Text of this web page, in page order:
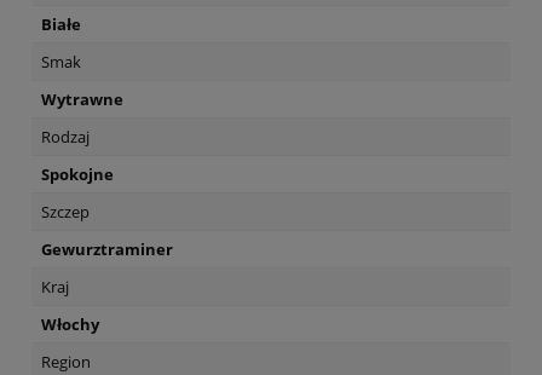
Białe
Smak
Wytrawne
Rodzaj
Spokojne
Szczep
Gewurztraminer
Kraj
Włochy
Region